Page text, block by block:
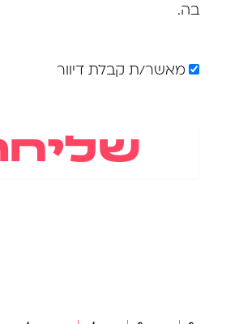
בה.
מאשר/ת
מאשר/ת קבלת דיוור